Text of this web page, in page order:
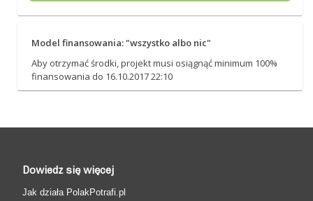
Model finansowania: "wszystko albo nic"
Aby otrzymać środki, projekt musi osiągnąć minimum 100%
finansowania do 16.10.2017 22:10
Dowiedz się więcej
Jak działa PolakPotrafi.pl